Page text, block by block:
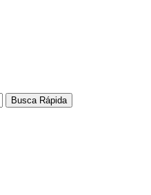
Busca Rápida